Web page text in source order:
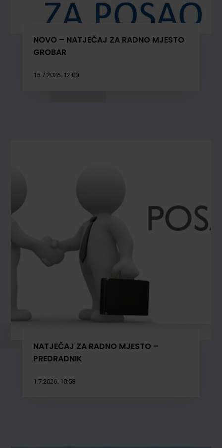
NOVO – NATJEČAJ ZA RADNO MJESTO
GROBAR
15.7.2026. 12:00
NATJEČAJ ZA RADNO MJESTO –
PREDRADNIK
1.7.2026. 10:58